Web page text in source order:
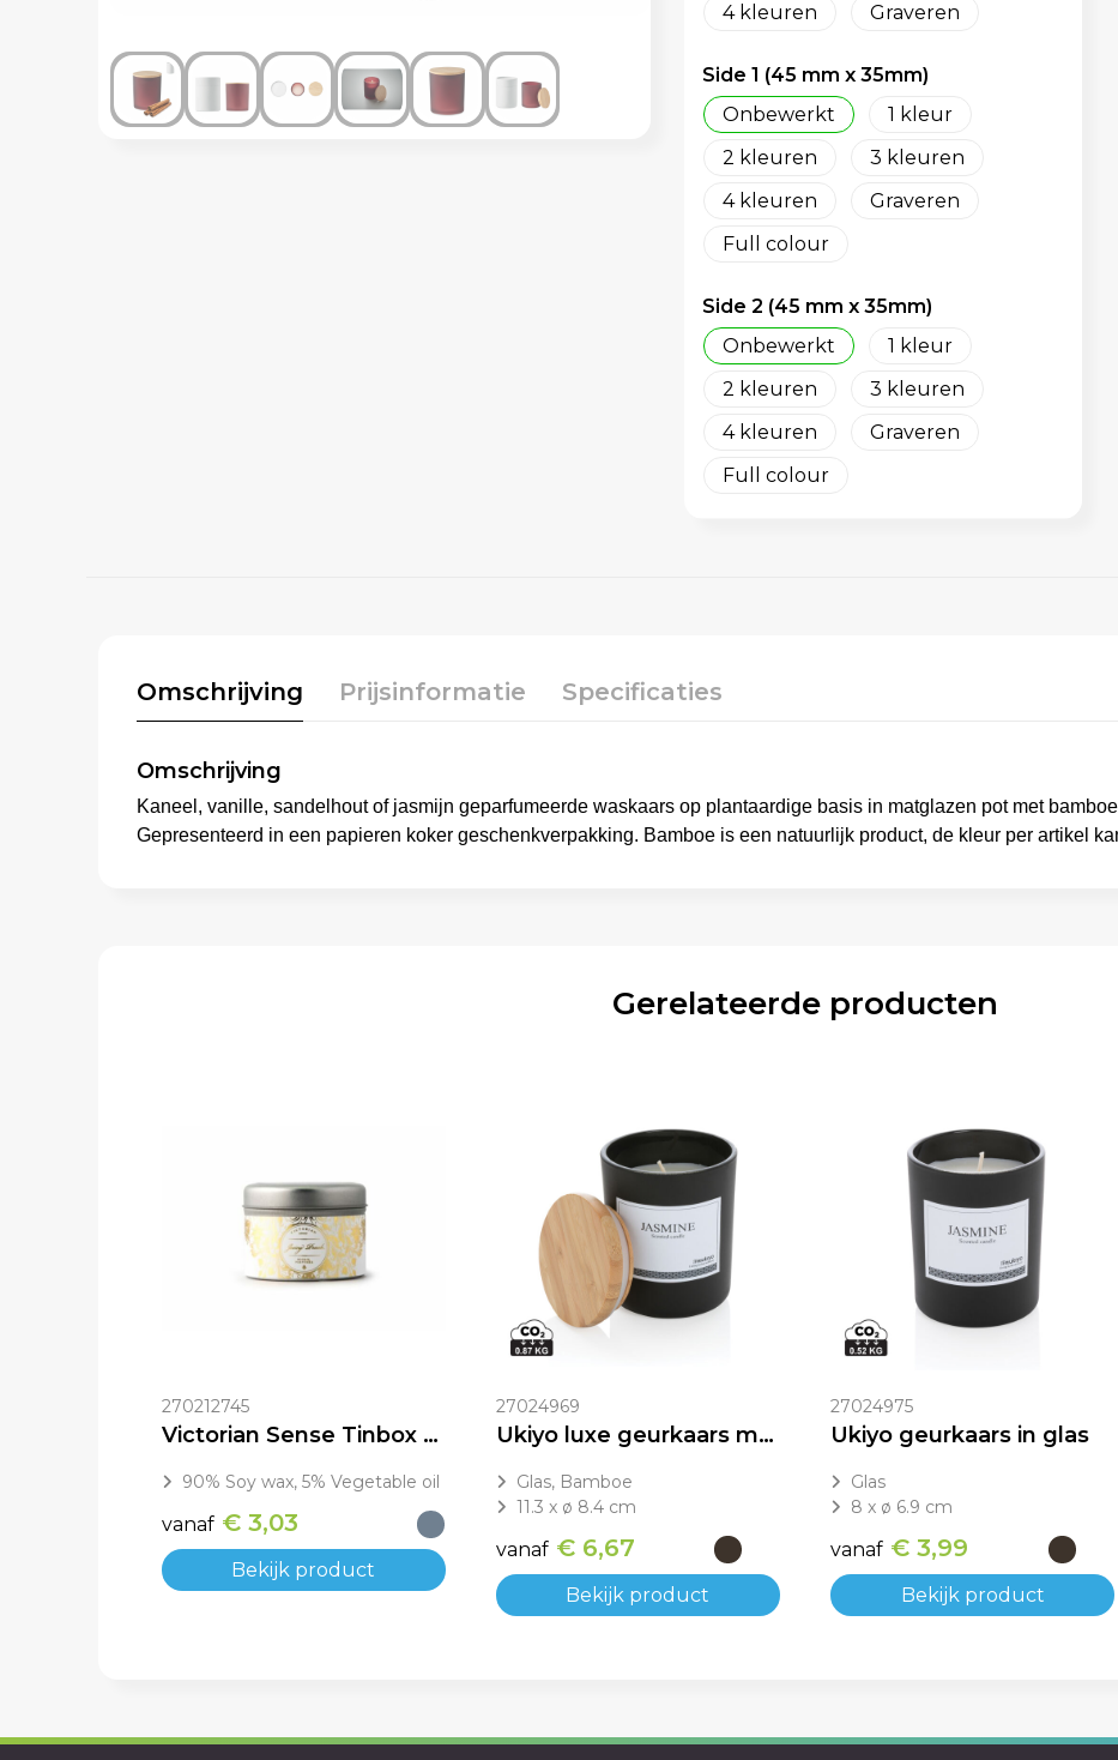
4
Graveren
Side 1 (45 mm x 35mm)
Onbewerkt
1
2
3
4
Graveren
Full colour
Side 2 (45 mm x 35mm)
Onbewerkt
1
2
3
4
Graveren
Full colour
Omschrijving Prijsinformatie Specificaties
Omschrijving
Kaneel, vanille, sandelhout of jasmijn geparfumeerde waskaars op plantaardige basis in matglazen pot met
Gepresenteerd in een papieren koker geschenkverpakking. Bamboe is een natuurlijk product, de kleur per artikel
Gerelateerde producten
270212745
Victorian Sense Tinbox Juicy Peach geurkaars
90% Soy wax, 5% Vegetable oil
vanaf € 3,03
Bekijk product
27024969
Ukiyo luxe geurkaars met bamboe deksel
Glas, Bamboe
11.3 x ø 8.4 cm
vanaf € 6,67
Bekijk product
27024975
Ukiyo geurkaars in glas
Glas
8 x ø 6.9 cm
vanaf € 3,99
Bekijk product